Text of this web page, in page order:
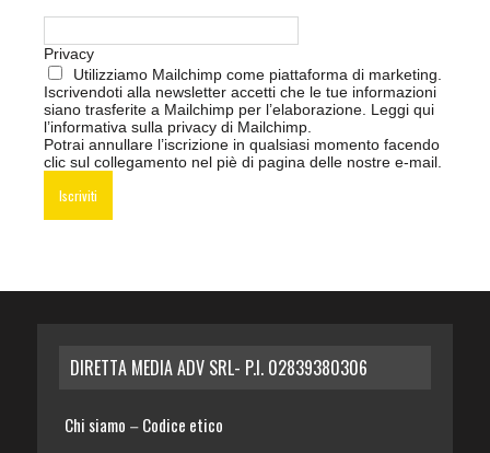
Privacy
Utilizziamo Mailchimp come piattaforma di marketing.
Iscrivendoti alla newsletter accetti che le tue informazioni
siano trasferite a Mailchimp per l’elaborazione. Leggi qui
l’informativa sulla privacy di Mailchimp
Potrai annullare l’iscrizione in qualsiasi momento facendo
clic sul collegamento nel piè di pagina delle nostre e-mail.
DIRETTA MEDIA ADV SRL- P.I. 02839380306
Chi siamo – Codice etico